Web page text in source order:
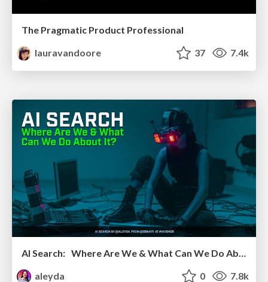
The Pragmatic Product Professional
lauravandoore
37 7.4k
AI Search: Where Are We & What Can We Do About It?
aleyda
0 7.8k